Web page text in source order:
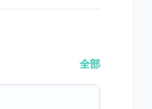
全部